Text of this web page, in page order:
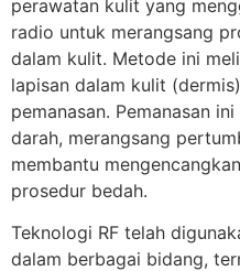
perawatan kulit yang
radio untuk merangsang
dalam kulit. Metode ini
lapisan dalam kulit
pemanasan. Pemanasan
darah, merangsang
membantu
prosedur bedah.
Teknologi RF telah
dalam berbagai bidang,